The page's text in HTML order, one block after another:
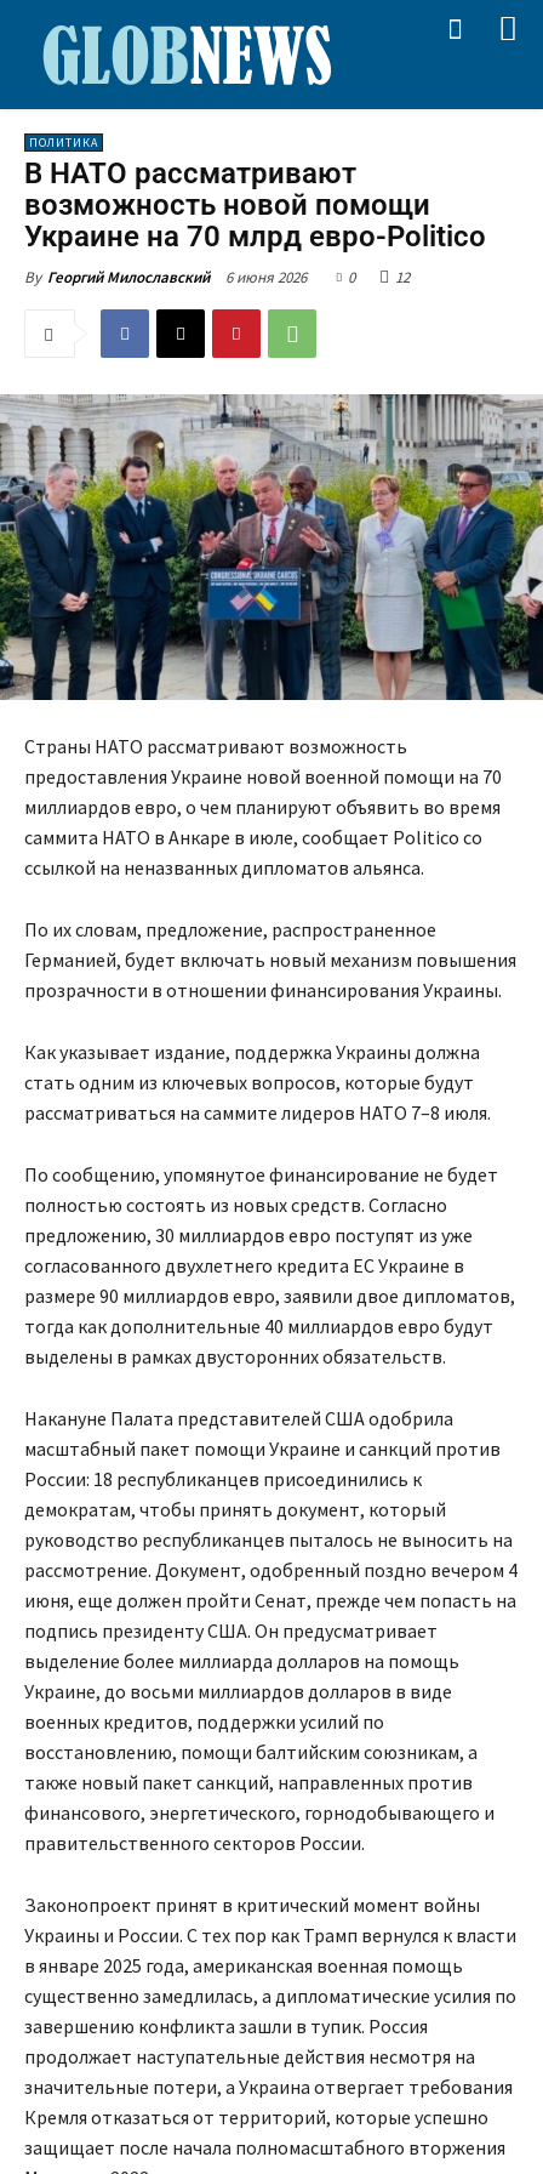
ПОЛИТИКА
В НАТО рассматривают
возможность новой помощи
Украине на 70 млрд евро-Politico
By Георгий Милославский 6 июня 2026 0 12
Страны НАТО рассматривают возможность
предоставления Украине новой военной помощи на 70
миллиардов евро, о чем планируют объявить во время
саммита НАТО в Анкаре в июле, сообщает Politico со
ссылкой на неназванных дипломатов альянса.
По их словам, предложение, распространенное
Германией, будет включать новый механизм повышения
прозрачности в отношении финансирования Украины.
Как указывает издание, поддержка Украины должна
стать одним из ключевых вопросов, которые будут
рассматриваться на саммите лидеров НАТО 7–8 июля.
По сообщению, упомянутое финансирование не будет
полностью состоять из новых средств. Согласно
предложению, 30 миллиардов евро поступят из уже
согласованного двухлетнего кредита ЕС Украине в
размере 90 миллиардов евро, заявили двое дипломатов,
тогда как дополнительные 40 миллиардов евро будут
выделены в рамках двусторонних обязательств.
Накануне Палата представителей США одобрила
масштабный пакет помощи Украине и санкций против
России: 18 республиканцев присоединились к
демократам, чтобы принять документ, который
руководство республиканцев пыталось не выносить на
рассмотрение. Документ, одобренный поздно вечером 4
июня, еще должен пройти Сенат, прежде чем попасть на
подпись президенту США. Он предусматривает
выделение более миллиарда долларов на помощь
Украине, до восьми миллиардов долларов в виде
военных кредитов, поддержки усилий по
восстановлению, помощи балтийским союзникам, а
также новый пакет санкций, направленных против
финансового, энергетического, горнодобывающего и
правительственного секторов России.
Законопроект принят в критический момент войны
Украины и России. С тех пор как Трамп вернулся к власти
в январе 2025 года, американская военная помощь
существенно замедлилась, а дипломатические усилия по
завершению конфликта зашли в тупик. Россия
продолжает наступательные действия несмотря на
значительные потери, а Украина отвергает требования
Кремля отказаться от территорий, которые успешно
защищает после начала полномасштабного вторжения